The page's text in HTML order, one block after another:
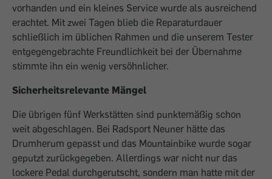
vorhanden und ein kleines Service wurde als ­ausreichend
erachtet. Mit zwei Tagen blieb die Reparaturdauer
schließlich im üblichen Rahmen und die unserem Tester
entgegen­gebrachte Freundlichkeit bei der Übernahme
stimmte ihn ein wenig versöhnlicher.
Sicherheitsrelevante Mängel
Die übrigen fünf Werkstätten sind punktemäßig schon
weit abgeschlagen. Bei Radsport Neuner hätte das
Drumherum gepasst und das Mountainbike wurde sogar
geputzt zurückgegeben. Allerdings war nicht nur das
lockere Pedal durchgerutscht, sondern man hatte mit der